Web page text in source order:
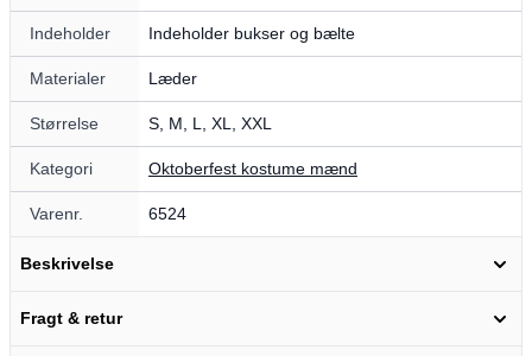
Indeholder Indeholder bukser og bælte
Materialer Læder
Størrelse S, M, L, XL, XXL
Kategori Oktoberfest kostume mænd
Varenr. 6524
Beskrivelse
Fragt & retur